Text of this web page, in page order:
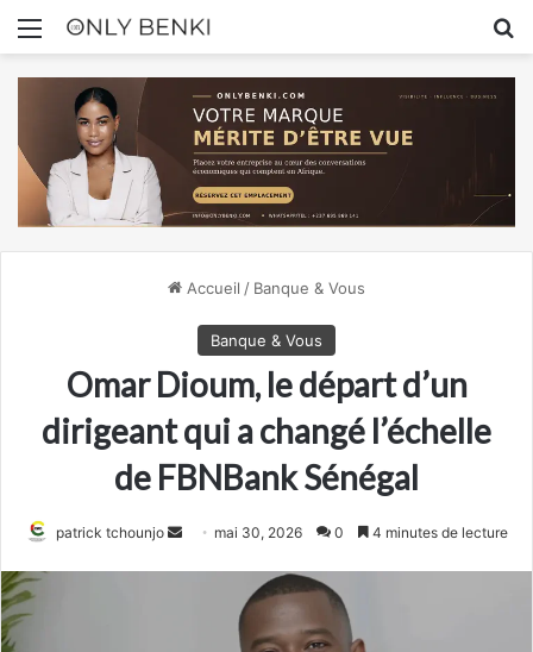
Menu
Accueil / Banque & Vous
Banque & Vous
Omar Dioum, le départ d’un
dirigeant qui a changé l’échelle
de FBNBank Sénégal
patrick tchounjo
Envoyermai 30, 2026 0 4 minutes de lecture